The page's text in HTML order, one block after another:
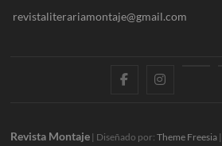
revistaliterariamontaje@gmail.com
c s t
Revista Montaje | Diseñado por:Theme Freesia